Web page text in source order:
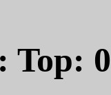
Top: 0